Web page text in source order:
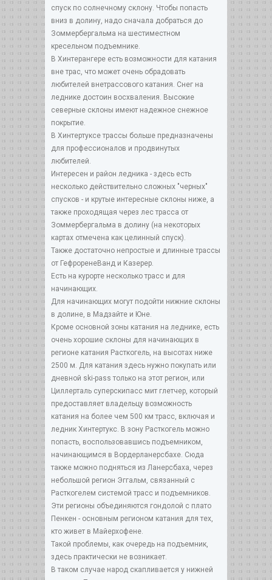
спуск по солнечному склону. Чтобы попасть
вниз в долину, надо сначала добраться до
Зоммербергальма на шестиместном
кресельном подъемнике.
В Хинтерангере есть возможности для катания
вне трас, что может очень обрадовать
любителей внетрассового катания. Снег на
леднике достоин восхваления. Высокие
северные склоны имеют надежное снежное
покрытие.
В Хинтертуксе трассы больше предназначены
для профессионалов и продвинутых
любителей.
Интересен и район ледника - здесь есть
несколько действительно сложных "черных"
спусков - и крутые интересные склоны ниже, а
также проходящая через лес трасса от
Зоммербергальма в долину (на некоторых
картах отмечена как целинный спуск).
Также достаточно непростые и длинные трассы
от ГефроренеВанд и Казерер.
Есть на курорте несколько трасс и для
начинающих.
Для начинающих могут подойти нижние склоны
в долине, в Мадзайте и Юне.
Кроме основной зоны катания на леднике, есть
очень хорошие склоны для начинающих в
регионе катания Расткогель, на высотах ниже
2500 м. Для катания здесь нужно покупать или
дневной ski-pass только на этот регион, или
Циллерталь суперскипасс мит глетчер, который
предоставляет владельцу возможность
катания на более чем 500 км трасс, включая и
ледник Хинтертукс. В зону Расткогель можно
попасть, воспользовавшись подъемником,
начинающимся в Вордерланерсбахе. Сюда
также можно подняться из Ланерсбаха, через
небольшой регион Эггальм, связанный с
Расткогелем системой трасс и подъемников.
Эти регионы объединяются гондолой с плато
Пенкен - основным регионом катания для тех,
кто живет в Майерхофене.
Такой проблемы, как очередь на подъемник,
здесь практически не возникает.
В таком случае народ скапливается у нижней